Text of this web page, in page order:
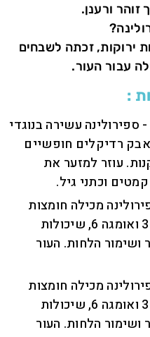
ורענן.
ירוקות, זכתה לשבחים
עבור העור.
:
ספירולינה עשירה בנוגדי
רדיקלים חופשיים
עוזר למזער את
וכתני גיל.
מכילה חומצות
שומן חיוניות, כולל אומגה 3 ואומגה 6, שיכולות
ושימור הלחות. העור
מכילה חומצות
שומן חיוניות, כולל אומגה 3 ואומגה 6, שיכולות
ושימור הלחות. העור